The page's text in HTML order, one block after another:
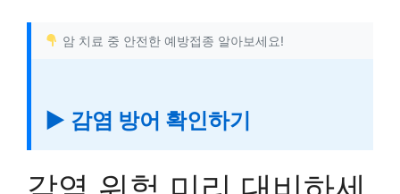
암 치료 중 안전한 예방접종 알아보세요!
▶ 감염 방어 확인하기
감염 위험 미리 대비하세